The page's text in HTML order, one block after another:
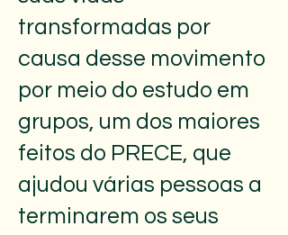
transformadas por
causa desse movimento
por meio do estudo em
grupos, um dos maiores
feitos do PRECE, que
ajudou várias pessoas a
terminarem os seus